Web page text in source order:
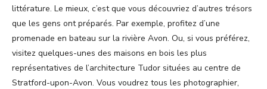
littérature. Le mieux, c’est que vous découvriez d’autres trésors
que les gens ont préparés. Par exemple, profitez d’une
promenade en bateau sur la rivière Avon. Ou, si vous préférez,
visitez quelques-unes des maisons en bois les plus
représentatives de l’architecture Tudor situées au centre de
Stratford-upon-Avon. Vous voudrez tous les photographier,